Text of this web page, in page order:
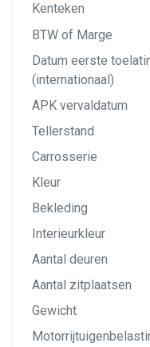
Kenteken
BTW of Marge
Datum eerste
(internationaal)
APK vervaldatum
Tellerstand
Carrosserie
Kleur
Bekleding
Interieurkleur
Aantal deuren
Aantal zitplaatsen
Gewicht